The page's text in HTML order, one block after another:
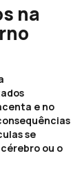
na
e no
se
ou o